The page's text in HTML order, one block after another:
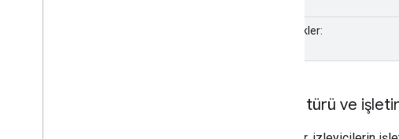
Metrikler:
Cihaz türü ve